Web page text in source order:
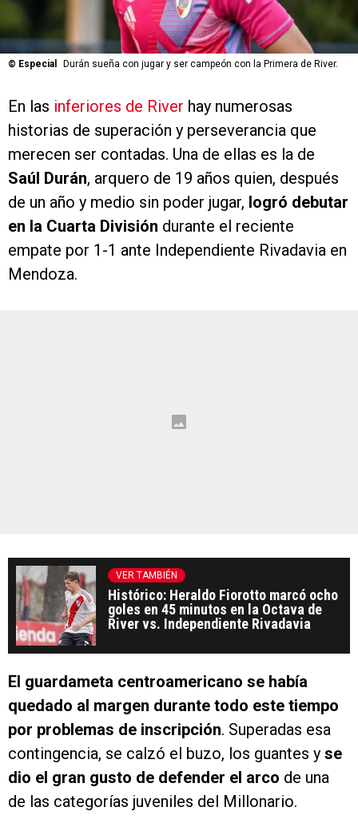
© Especial Durán sueña con jugar y ser campeón con la Primera de River.
En las inferiores de River hay numerosas
historias de superación y perseverancia que
merecen ser contadas. Una de ellas es la de
Saúl Durán, arquero de 19 años quien, después
de un año y medio sin poder jugar, logró debutar
en la Cuarta División durante el reciente
empate por 1-1 ante Independiente Rivadavia en
Mendoza.
VER TAMBIÉN
Histórico: Heraldo Fiorotto marcó ocho
goles en 45 minutos en la Octava de
River vs. Independiente Rivadavia
El guardameta centroamericano se había
quedado al margen durante todo este tiempo
por problemas de inscripción. Superadas esa
contingencia, se calzó el buzo, los guantes y se
dio el gran gusto de defender el arco de una
de las categorías juveniles del Millonario.